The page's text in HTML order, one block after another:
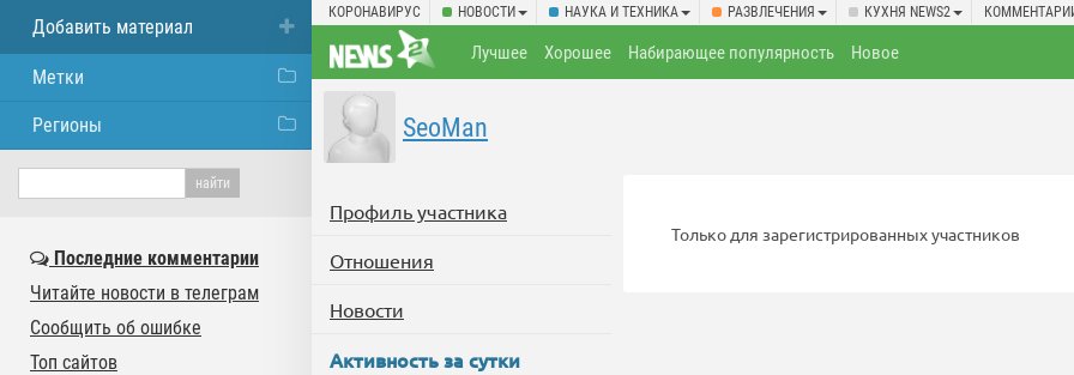
КОРОНАВИРУС НОВОСТИ НАУКА И ТЕХНИКА РАЗВЛЕЧЕНИЯ КУХНЯ NEWS2
Лучшее Хорошее Набирающее популярность Новое
SeoMan
Профиль участника
Отношения
Новости
Активность за сутки
Только для зарегистрированных участников
Добавить материал
Метки
Регионы
Последние комментарии
Читайте новости в телеграм
Сообщить об ошибке
Топ сайтов